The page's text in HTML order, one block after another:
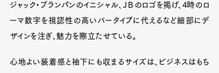
ジャック・ブランパンのイニシャル、ＪＢのロゴを掲げ、4時のロ
ーマ数字を視認性の高いバータイプに代えるなど細部にデ
ザインを注ぎ、魅力を際立たせている。
心地よい装着感と袖下にも収まるサイズは、ビジネスはもち